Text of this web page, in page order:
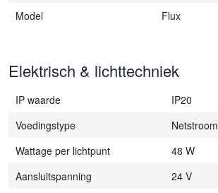
Model Flux
Elektrisch & lichttechniek
IP waarde
IP20
Voedingstype
Netstroom
Wattage per lichtpunt
48 W
Aansluitspanning
24 V